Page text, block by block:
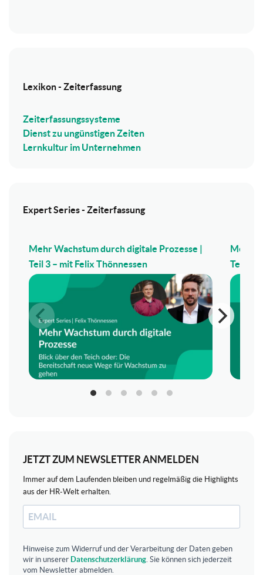
Lexikon - Zeiterfassung
Zeiterfassungssysteme
Dienst zu ungünstigen Zeiten
Lernkultur im Unternehmen
Expert Series - Zeiterfassung
Mehr Wachstum durch digitale Prozesse |
Teil 3 – mit Felix Thönnessen
Mehr
Teil 2 –
JETZT ZUM NEWSLETTER ANMELDEN
Immer auf dem Laufenden bleiben und regelmäßig die Highlights
aus der HR-Welt erhalten.
Hinweise zum Widerruf und der Verarbeitung der Daten geben
wir in unserer Datenschutzerklärung . Sie können sich jederzeit
vom Newsletter abmelden.